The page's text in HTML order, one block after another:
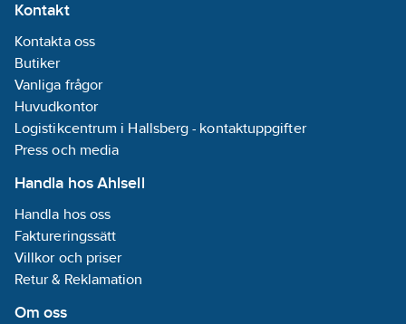
vatten och
Kontakt
Kontakta oss
Butiker
Vanliga frågor
Huvudkontor
Logistikcentrum i Hallsberg - kontaktuppgifter
Press och media
Handla hos Ahlsell
Handla hos oss
Faktureringssätt
Villkor och priser
Retur & Reklamation
Om oss